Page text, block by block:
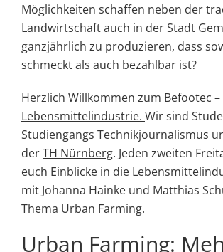
Möglichkeiten schaffen neben der
Landwirtschaft auch in der Stadt
ganzjährlich zu produzieren, dass
schmeckt als auch bezahlbar ist?
Herzlich Willkommen zum Befootec
Lebensmittelindustrie. Wir sind
Studiengangs Technikjournalismus
derTH Nürnberg. Jeden zweiten
euch Einblicke in die
mit Johanna Hainke und Matthias
Thema Urban Farming.
Urban Farming: